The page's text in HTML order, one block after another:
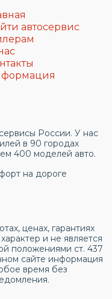
автосервис
России. У нас
в 90 городах
400 моделей авто.
на дороге
ценах, гарантиях
и не является
положениями ст. 437
сайте информация
время без